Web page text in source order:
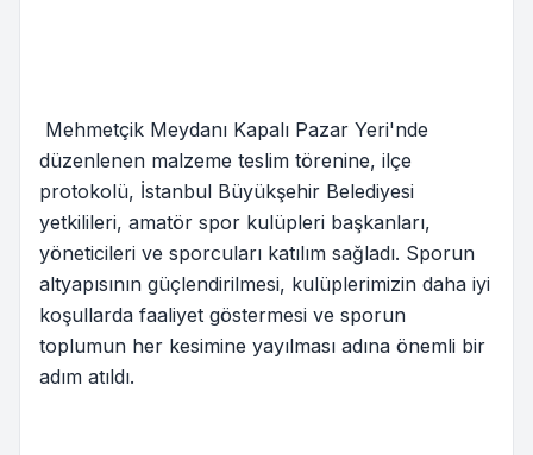
Mehmetçik Meydanı Kapalı Pazar Yeri'nde
düzenlenen malzeme teslim törenine, ilçe
protokolü, İstanbul Büyükşehir Belediyesi
yetkilileri, amatör spor kulüpleri başkanları,
yöneticileri ve sporcuları katılım sağladı. Sporun
altyapısının güçlendirilmesi, kulüplerimizin daha iyi
koşullarda faaliyet göstermesi ve sporun
toplumun her kesimine yayılması adına önemli bir
adım atıldı.